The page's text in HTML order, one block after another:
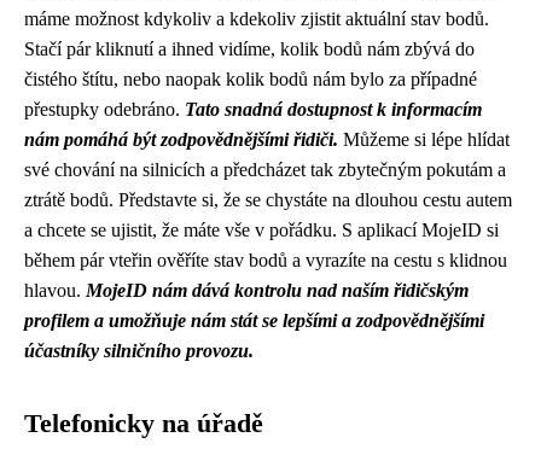
máme možnost kdykoliv a kdekoliv zjistit aktuální stav bodů.
Stačí pár kliknutí a ihned vidíme, kolik bodů nám zbývá do
čistého štítu, nebo naopak kolik bodů nám bylo za případné
přestupky odebráno. Tato snadná dostupnost k informacím
nám pomáhá být zodpovědnějšími řidiči. Můžeme si lépe hlídat
své chování na silnicích a předcházet tak zbytečným pokutám a
ztrátě bodů. Představte si, že se chystáte na dlouhou cestu autem
a chcete se ujistit, že máte vše v pořádku. S aplikací MojeID si
během pár vteřin ověříte stav bodů a vyrazíte na cestu s klidnou
hlavou. MojeID nám dává kontrolu nad naším řidičským
profilem a umožňuje nám stát se lepšími a zodpovědnějšími
účastníky silničního provozu.
Telefonicky na úřadě